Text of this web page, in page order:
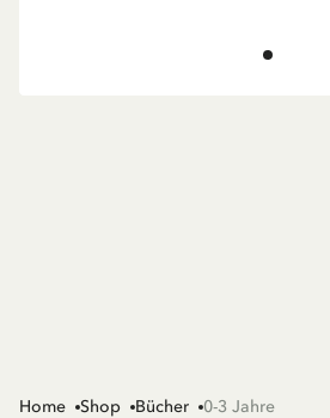
Home Shop Bücher 0-3 Jahre